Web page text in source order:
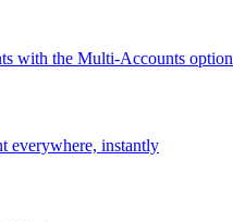
with the Multi-Accounts option
everywhere, instantly